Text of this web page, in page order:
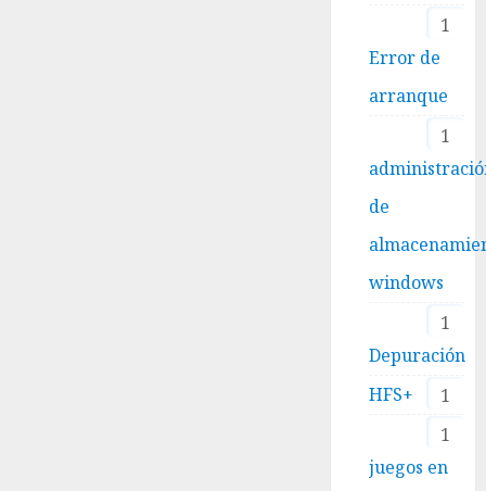
1
Error de
arranque
1
de
windows
1
Depuración
1
HFS+
1
juegos en